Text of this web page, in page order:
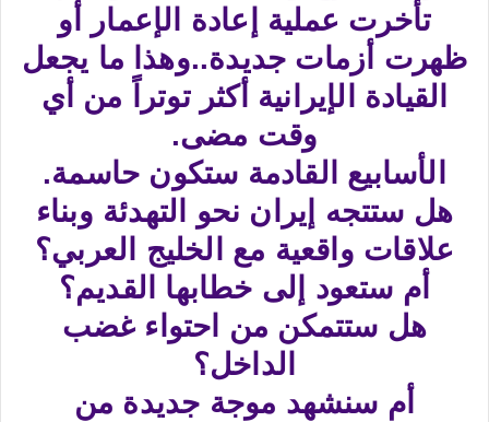
تأخرت عملية إعادة الإعمار أو
ظهرت أزمات جديدة..وهذا ما يجعل
القيادة الإيرانية أكثر توتراً من أي
وقت مضى.
الأسابيع القادمة ستكون حاسمة.
هل ستتجه إيران نحو التهدئة وبناء
علاقات واقعية مع الخليج العربي؟
أم ستعود إلى خطابها القديم؟
هل ستتمكن من احتواء غضب
الداخل؟
أم سنشهد موجة جديدة من